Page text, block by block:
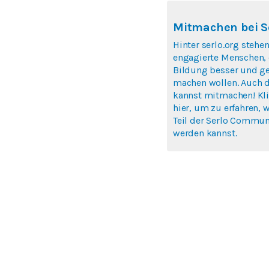
Mitmachen bei
Hinter serlo.org
engagierte Menschen,
Bildung besser und
machen wollen. Auch
kannst mitmachen!
hier, um zu erfahren,
Teil der Serlo
werden kannst.